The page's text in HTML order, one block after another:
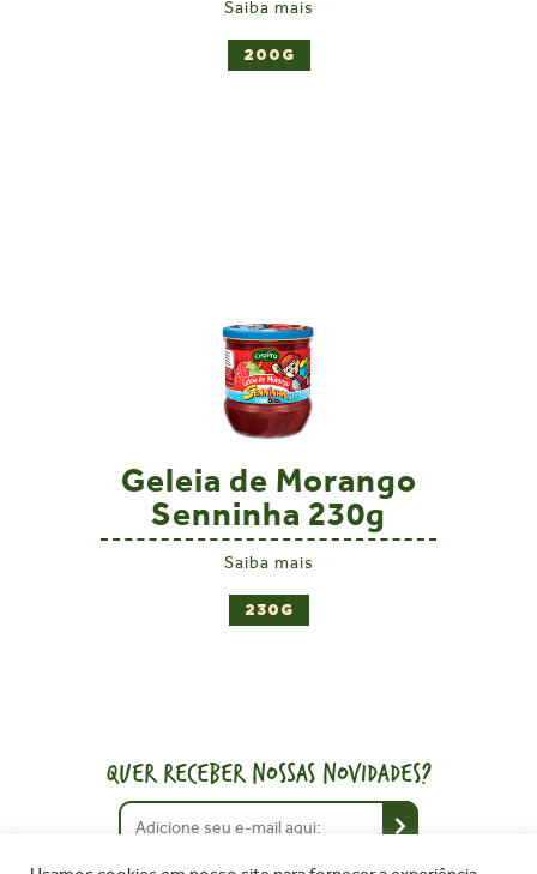
Saiba mais
200G
Geleia de Morango
Senninha 230g
Saiba mais
230G
QUER RECEBER NOSSAS NOVIDADES?